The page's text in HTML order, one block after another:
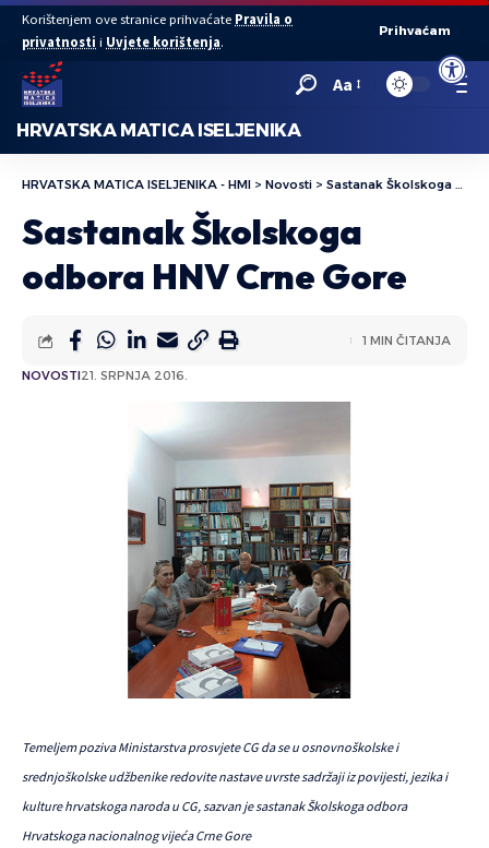
Open
Korištenjem ove stranice prihvaćate Pravila o
privatnosti i Uvjete korištenja.
Prihvaćam
Aa
HRVATSKA MATICA ISELJENIKA
HRVATSKA MATICA ISELJENIKA - HMI > Novosti > Sastanak Školskoga odbora HNV Crne Gore
Sastanak Školskoga
odbora HNV Crne Gore
NOVOSTI21. SRPNJA 2016.
1 MIN ČITANJA
Temeljem poziva Ministarstva prosvjete CG da se u osnovnoškolske i
srednjoškolske udžbenike redovite nastave uvrste sadržaji iz povijesti, jezika i
kulture hrvatskoga naroda u CG, sazvan je sastanak Školskoga odbora
Hrvatskoga nacionalnog vijeća Crne Gore